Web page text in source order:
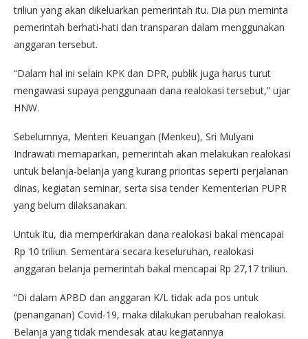
triliun yang akan dikeluarkan pemerintah itu. Dia pun meminta
pemerintah berhati-hati dan transparan dalam menggunakan
anggaran tersebut.
“Dalam hal ini selain KPK dan DPR, publik juga harus turut
mengawasi supaya penggunaan dana realokasi tersebut,” ujar
HNW.
Sebelumnya, Menteri Keuangan (Menkeu), Sri Mulyani
Indrawati memaparkan, pemerintah akan melakukan realokasi
untuk belanja-belanja yang kurang prioritas seperti perjalanan
dinas, kegiatan seminar, serta sisa tender Kementerian PUPR
yang belum dilaksanakan.
Untuk itu, dia memperkirakan dana realokasi bakal mencapai
Rp 10 triliun. Sementara secara keseluruhan, realokasi
anggaran belanja pemerintah bakal mencapai Rp 27,17 triliun.
“Di dalam APBD dan anggaran K/L tidak ada pos untuk
(penanganan) Covid-19, maka dilakukan perubahan realokasi.
Belanja yang tidak mendesak atau kegiatannya